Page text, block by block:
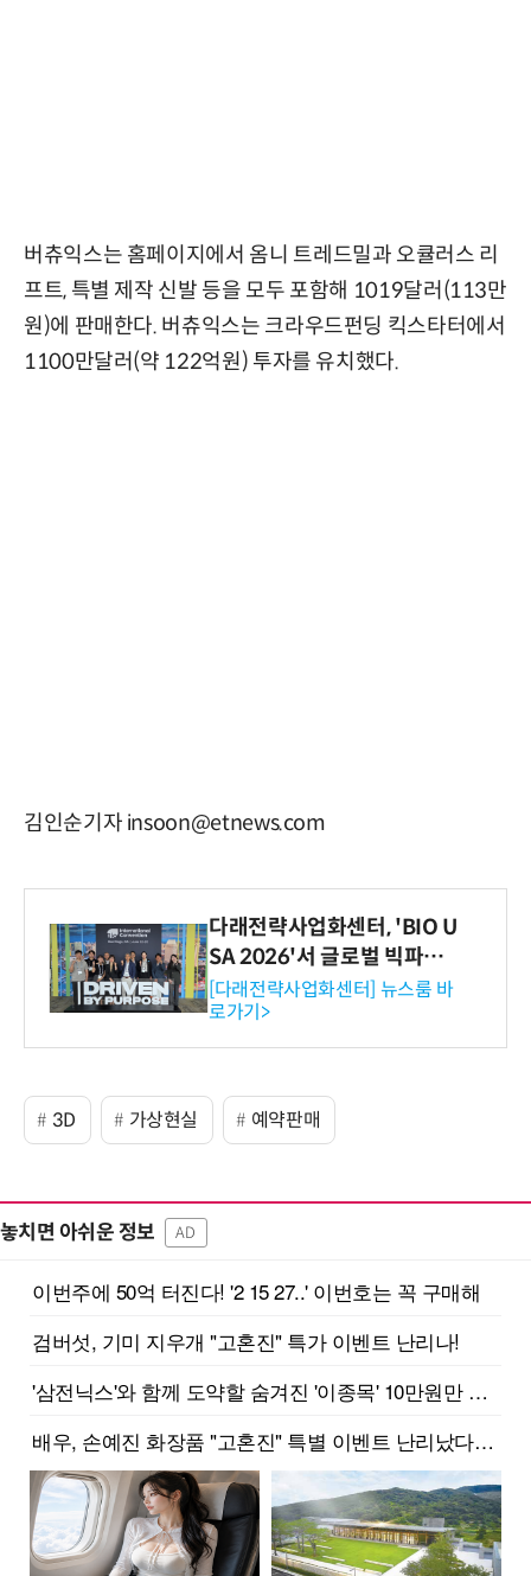
버츄익스는 홈페이지에서 옴니 트레드밀과 오큘러스 리
프트, 특별 제작 신발 등을 모두 포함해 1019달러(113만
원)에 판매한다. 버츄익스는 크라우드펀딩 킥스타터에서
1100만달러(약 122억원) 투자를 유치했다.
김인순기자 insoon@etnews.com
다래전략사업화센터, 'BIO U
SA 2026'서 글로벌 빅파마
와의 비즈니스 미팅 지원…K
-바이오 해외 진출 교두보 확
보
[다래전략사업화센터] 뉴스룸 바
로가기>
3D 가상현실 예약판매
놓치면 아쉬운 정보 AD